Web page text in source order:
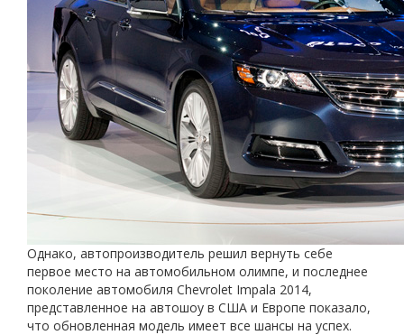
Однако, автопроизводитель решил вернуть себе
первое место на автомобильном олимпе, и последнее
поколение автомобиля Chevrolet Impala 2014,
представленное на автошоу в США и Европе показало,
что обновленная модель имеет все шансы на успех.